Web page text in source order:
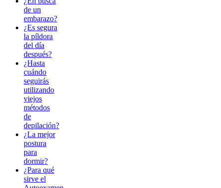
de un
embarazo?
¿Es segura
la píldora
del día
después?
¿Hasta
cuándo
seguirás
utilizando
viejos
métodos
de
depilación?
¿La mejor
postura
para
dormir?
¿Para qué
sirve el